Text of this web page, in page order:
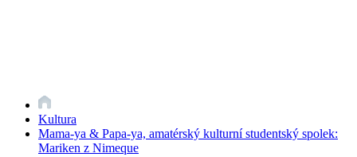
Kultura
Mama-ya & Papa-ya, amatérský kulturní studentský spolek:
Mariken z Nimeque